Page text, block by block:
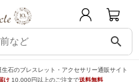
search
石のブレスレット・アクセサリー通販サイト
け 10,000円以上のご注文で送料無料